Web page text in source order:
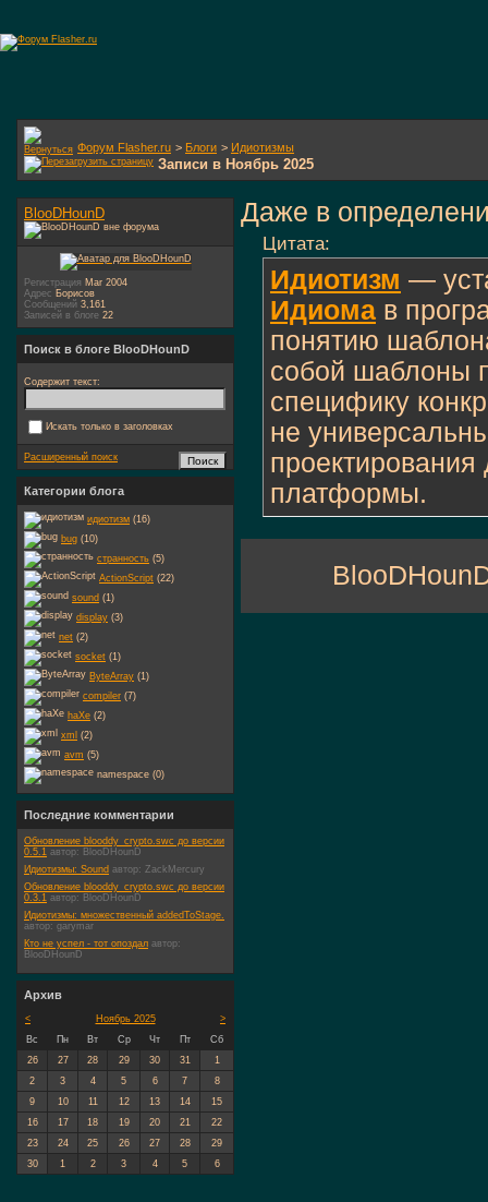
Форум Flasher.ru > Блоги > Идиотизмы
Записи в Ноябрь 2025
Даже в
Цитата:
Идиотизм —
Идиома в
понятию
собой шаблоны
специфику
не
платформы.
BlooDHounD
Регистрация Mar 2004
Адрес Борисов
Сообщений 3,161
Записей в блоге 22
Поиск в блоге BlooDHounD
Содержит текст:
Искать только в заголовках
Расширенный поиск
Категории блога
идиотизм (16)
bug (10)
странность (5)
ActionScript (22)
sound (1)
display (3)
net (2)
socket (1)
ByteArray (1)
compiler (7)
haXe (2)
xml (2)
avm (5)
namespace (0)
Последние комментарии
Обновление blooddy_crypto.swc до версии
0.5.1 автор: BlooDHounD
Идиотизмы: Sound автор: ZackMercury
Обновление blooddy_crypto.swc до версии
0.3.1 автор: BlooDHounD
Идиотизмы: множественный addedToStage.
автор: garymar
Кто не успел - тот опоздал автор:
BlooDHounD
Архив
< >
Ноябрь 2025
Вс
Пн Вт Ср Чт Пт
Сб
26
27 28 29 30 31
1
2
3 4 5 6 7
8
9
10 11 12 13 14
15
16
17 18 19 20 21
22
23
24 25 26 27 28
29
30
1 2 3 4 5 6